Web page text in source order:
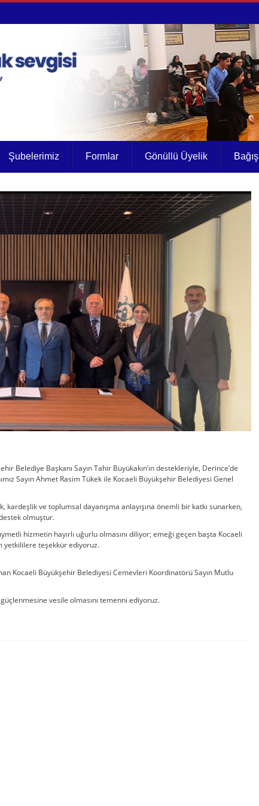
Şubelerimiz Formlar Gönüllü Üyelik Bağış
Belediye Başkanı Sayın Tahir Büyükakın’ın destekleriyle, Derince’de
Sayın Ahmet Rasim Tükek ile Kocaeli Büyükşehir Belediyesi Genel
ve toplumsal dayanışma anlayışına önemli bir katkı sunarken,
olmuştur.
hizmetin hayırlı uğurlu olmasını diliyor; emeği geçen başta Kocaeli
yetkililere teşekkür ediyoruz.
Kocaeli Büyükşehir Belediyesi Cemevleri Koordinatörü Sayın Mutlu
vesile olmasını temenni ediyoruz.